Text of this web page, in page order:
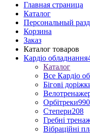
Главная страница
Каталог
Персональный
Корзина
Заказ
Каталог товаров
Кардіо обладнання
Каталог
Все Кардіо
Бігові
Орбітреки990
Степери208
Гребні
Вібраційні